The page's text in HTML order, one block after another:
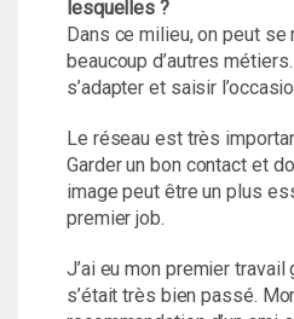
lesquelles ?
Dans ce milieu, on peut se
beaucoup d’autres
s’adapter et saisir
Le réseau est très
Garder un bon contact et
image peut être un plus
premier job.
J’ai eu mon premier travail
s’était très bien passé.